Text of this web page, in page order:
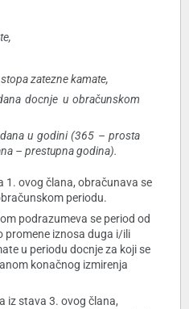
zatezne kamate,
docnje u obračunskom
u godini (365 – prosta
– prestupna godina).
1. ovog člana, obračunava se
periodu.
podrazumeva se period od
promene iznosa duga i/ili
u periodu docnje za koji se
konačnog izmirenja
iz stava 3. ovog člana,